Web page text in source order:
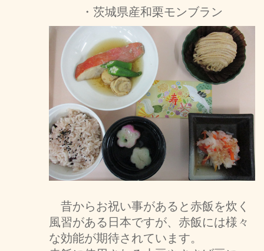
・茨城県産和栗モンブラン
昔からお祝い事があると赤飯を炊く
風習がある日本ですが、赤飯には様々
な効能が期待されています。